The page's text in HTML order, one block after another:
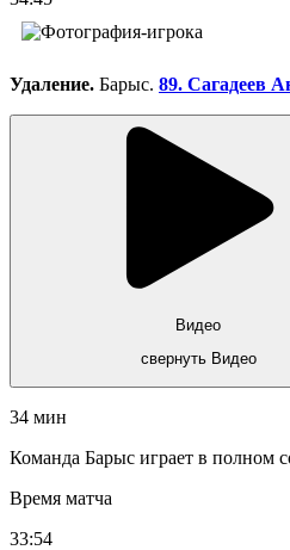
Удаление. Барыс. 89. Сагадеев
Видео
свернуть Видео
34 мин
Команда Барыс играет в полном
Время матча
33:54